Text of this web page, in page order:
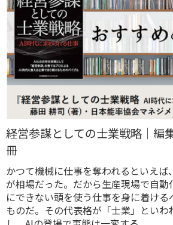
経営参謀としての士業戦略｜編
冊
かつて機械に仕事を奪われるといえば
が相場だった。だから生産現場で自動
にできない頭を使う仕事を身に着ける
ものだ。その代表格が「士業」とい